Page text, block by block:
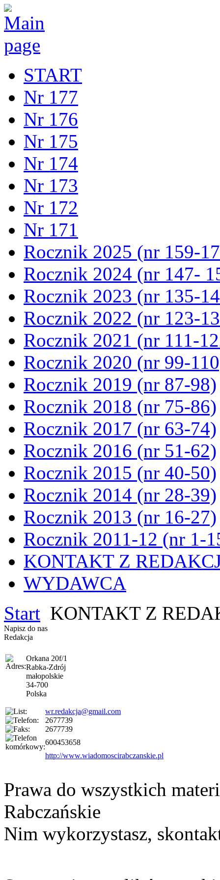
START
Nr 177
Nr 176
Nr 175
Nr 174
Nr 173
Nr 172
Nr 171
Rocznik 2025 (nr 159-
Rocznik 2024 (nr 147-
Rocznik 2023 (nr 135-
Rocznik 2022 (nr 123-
Rocznik 2021 (nr 111-
Rocznik 2020 (nr 99-
Rocznik 2019 (nr 87-98)
Rocznik 2018 (nr 75-86)
Rocznik 2017 (nr 63-74)
Rocznik 2016 (nr 51-62)
Rocznik 2015 (nr 40-50)
Rocznik 2014 (nr 28-39)
Rocznik 2013 (nr 16-27)
Rocznik 2011-12 (nr 1-
KONTAKT Z
WYDAWCA
Start KONTAKT Z
Napisz do nas
Redakcja
Orkana 20f/1
Rabka-Zdrój
małopolskie
34-700
Polska
wr.redakcja@gmail.com
2677739
2677739
600453658
http://www.wiadomoscirabczanskie.pl
Prawa do wszystkich
Rabczańskie
Nim wykorzystasz,